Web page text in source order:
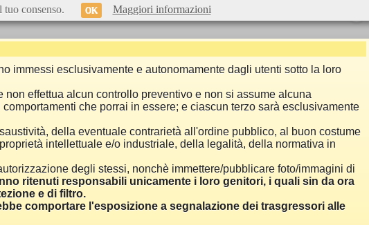
immessi esclusivamente e autonomamente dagli utenti sotto la loro
effettua alcun controllo preventivo e non si assume alcuna
che porrai in essere; e ciascun terzo sarà esclusivamente
della eventuale contrarietà all'ordine pubblico, al buon costume
intellettuale e/o industriale, della legalità, della normativa in
degli stessi, nonchè immettere/pubblicare foto/immagini di
ritenuti responsabili unicamente i loro genitori, i quali sin da ora
e di filtro.
comportare l'esposizione a segnalazione dei trasgressori alle
consenso. OK Maggiori informazioni